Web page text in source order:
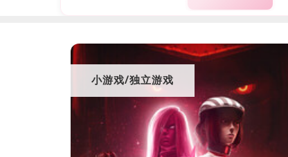
小游戏/独立游戏